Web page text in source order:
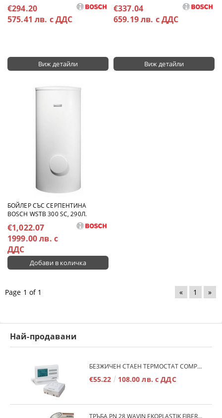
€294.20
575.41 лв. с ДДС
Виж детайли
€337.04
659.19 лв. с ДДС
Виж детайли
БОЙЛЕР СЪС СЕРПЕНТИНА
BOSCH WSTB 300 SC, 290Л.
€1,022.07
1999.00 лв. с
ДДС
Page 1 of 1 « 1 »
Най-продавани
БЕЗЖИЧЕН СТАЕН ТЕРМОСТАТ COMPUTHERM Q7RF
€55.22 108.00 лв. с ДДС
ТРЪБА PN 28 WAVIN EKOPLASTIK FIBER BASALT PLUS - 3М/БР.